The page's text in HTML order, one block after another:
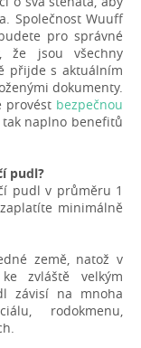
Společnost Wuuff
pro správné
že jsou všechny
přijde s aktuálním
dokumenty.
provést bezpečnou
naplno benefitů
pudl?
pudl v průměru 1
minimálně
země, natož v
zvláště velkým
závisí na mnoha
rodokmenu,